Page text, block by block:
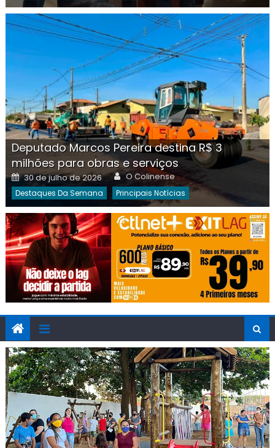
Deputado Marcos Pereira destina R$ 3
milhões para obras e serviços
Posted
on
30 de julho de 2026 Author
O Colinense
Destaques Da Semana Principais Notícias